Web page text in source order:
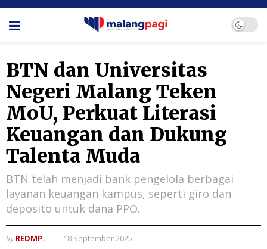
BTN dan Universitas
Negeri Malang Teken
MoU, Perkuat Literasi
Keuangan dan Dukung
Talenta Muda
BTN telah menjadi bank pengelola berbagai
layanan keuangan kampus, seperti giro dan
deposito untuk dana PPO.
by REDMP. 18 September 2025